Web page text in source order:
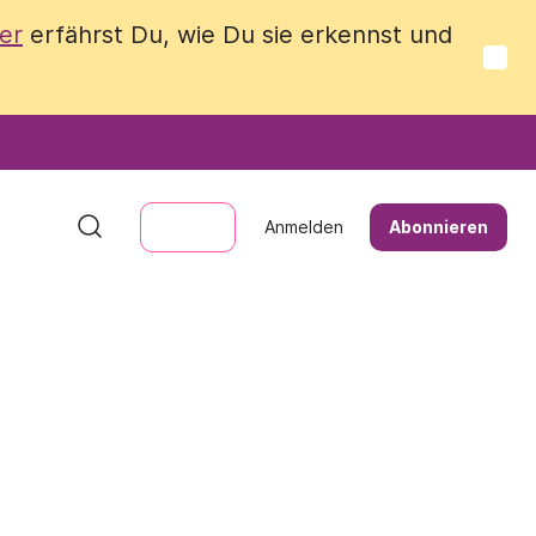
erfährst Du, wie Du sie erkennst und
Anmelden Abonnieren
erfährst Du, wie Du sie erkennst und
Anmelden Abonnieren